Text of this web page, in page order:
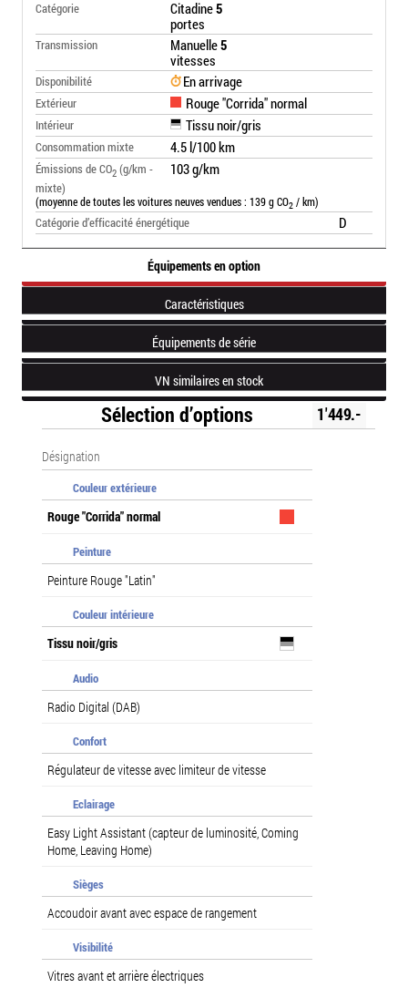
Équipements en option
Caractéristiques
Équipements de série
VN similaires en stock
Sélection d’options 1'449.-
Désignation
Couleur extérieure
Rouge "Corrida" normal
Peinture
Peinture Rouge "Latin"
Couleur intérieure
Tissu noir/gris
Audio
Radio Digital (DAB)
Confort
Régulateur de vitesse avec limiteur de vitesse
Eclairage
Easy Light Assistant (capteur de luminosité, Coming
Home, Leaving Home)
Sièges
Accoudoir avant avec espace de rangement
Visibilité
Vitres avant et arrière électriques
Catégorie Citadine5
portes
Transmission Manuelle5
vitesses
Disponibilité En arrivage
Extérieur Rouge "Corrida" normal
Intérieur Tissu noir/gris
Consommation mixte 4.5 l/100 km
Émissions de CO2 (g/km -
mixte)
103 g/km
(moyenne de toutes les voitures neuves vendues : 139 g CO2 / km)
Catégorie d’efficacité énergétique D